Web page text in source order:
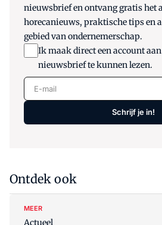
nieuwsbrief en ontvang gratis het
horecanieuws, praktische tips en
gebied van ondernemerschap.
Ik maak direct een account
nieuwsbrief te kunnen lezen.
E-mail
Schrijf je in!
Ontdek ook
MEER
Actueel